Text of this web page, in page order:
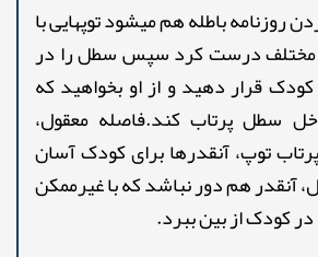
روزنامه باطله هم میشود توپهایی با
مختلف درست کرد سپس سطل را در
قرار دهید و از او بخواهید که
سطل پرتاب کند.فاصله معقول،
توپ، آنقدرها برای کودک آسان
آنقدر هم دور نباشد که با غیرممکن
کودک از بین ببرد.